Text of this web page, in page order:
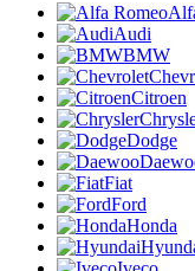
Audi
BMW
Citroen
Dodge
Fiat
Ford
Honda